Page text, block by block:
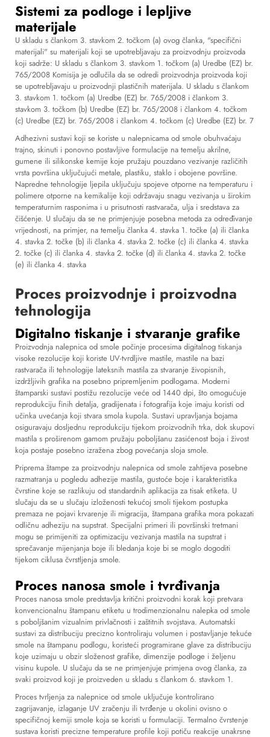
Sistemi za podloge i lepljive
materijale
U skladu s člankom 3. stavkom 2. točkom (a) ovog članka, "specifični
materijali" su materijali koji se upotrebljavaju za proizvodnju proizvoda
koji sadrže: U skladu s člankom 3. stavkom 1. točkom (a) Uredbe (EZ) br.
765/2008 Komisija je odlučila da se odredi proizvodnja proizvoda koji
se upotrebljavaju u proizvodnji plastičnih materijala. U skladu s člankom
3. stavkom 1. točkom (a) Uredbe (EZ) br. 765/2008 i člankom 3.
stavkom 3. točkom (b) Uredbe (EZ) br. 765/2008 i člankom 4. točkom
(c) Uredbe (EZ) br. 765/2008 i člankom 4. točkom (c) Uredbe (EZ) br. 7
Adhezivni sustavi koji se koriste u nalepnicama od smole obuhvaćaju
trajno, skinuti i ponovno postavljive formulacije na temelju akrilne,
gumene ili silikonske kemije koje pružaju pouzdano vezivanje različitih
vrsta površina uključujući metale, plastiku, staklo i obojene površine.
Napredne tehnologije ljepila uključuju spojeve otporne na temperaturu i
polimere otporne na kemikalije koji održavaju snagu vezivanja u širokim
temperaturnim rasponima i u prisutnosti rastvarača, ulja i sredstava za
čišćenje. U slučaju da se ne primjenjuje posebna metoda za određivanje
vrijednosti, na primjer, na temelju članka 4. stavka 1. točke (a) ili članka
4. stavka 2. točke (b) ili članka 4. stavka 2. točke (c) ili članka 4. stavka
2. točke (c) ili članka 4. stavka 2. točke (d) ili članka 4. stavka 2. točke
(e) ili članka 4. stavka
Proces proizvodnje i proizvodna
tehnologija
Digitalno tiskanje i stvaranje grafike
Proizvodnja nalepnica od smole počinje procesima digitalnog tiskanja
visoke rezolucije koji koriste UV-tvrdljive mastile, mastile na bazi
rastvarača ili tehnologije lateksnih mastila za stvaranje živopisnih,
izdržljivih grafika na posebno pripremljenim podlogama. Moderni
štamparski sustavi postižu rezolucije veće od 1440 dpi, što omogućuje
reprodukciju finih detalja, gradijenata i fotografija koje imaju koristi od
učinka uvećanja koji stvara smola kupola. Sustavi upravljanja bojama
osiguravaju dosljednu reprodukciju tijekom proizvodnih trka, dok skupovi
mastila s proširenom gamom pružaju poboljšanu zasićenost boja i živost
koja postaje posebno izražena zbog povećanja sloja smole.
Priprema štampe za proizvodnju nalepnica od smole zahtijeva posebne
razmatranja u pogledu adhezije mastila, gustoće boje i karakteristika
čvrstine koje se razlikuju od standardnih aplikacija za tisak etiketa. U
slučaju da se u slučaju izloženosti tekućoj smoli tijekom postupka
premaza ne pojavi krvarenje ili migracija, štampana grafika mora pokazati
odličnu adheziju na supstrat. Specijalni primeri ili površinski tretmani
mogu se primijeniti za optimizaciju vezivanja mastila na supstrat i
sprečavanje mijenjanja boje ili bledanja koje bi se moglo dogoditi
tijekom ciklusa čvrstljenja smole.
Proces nanosa smole i tvrđivanja
Proces nanosa smole predstavlja kritični proizvodni korak koji pretvara
konvencionalnu štampanu etiketu u trodimenzionalnu nalepka od smole
s poboljšanim vizualnim privlačnosti i zaštitnih svojstava. Automatski
sustavi za distribuciju precizno kontroliraju volumen i postavljanje tekuće
smole na štampanu podlogu, koristeći programirane glave za distribuciju
koje uzimaju u obzir složenost grafike, dimenzije podloge i željenu
visinu kupole. U slučaju da se ne primjenjuje primjena ovog članka, za
svaki proizvod koji je proizveden u skladu s člankom 6. stavkom 1.
Proces tvrljenja za nalepnice od smole uključuje kontrolirano
zagrijavanje, izlaganje UV zračenju ili tvrđenje u okolini ovisno o
specifičnoj kemiji smole koja se koristi u formulaciji. Termalno čvrstenje
sustava koristi precizne temperature profile koji potiču reakcije unakrsne